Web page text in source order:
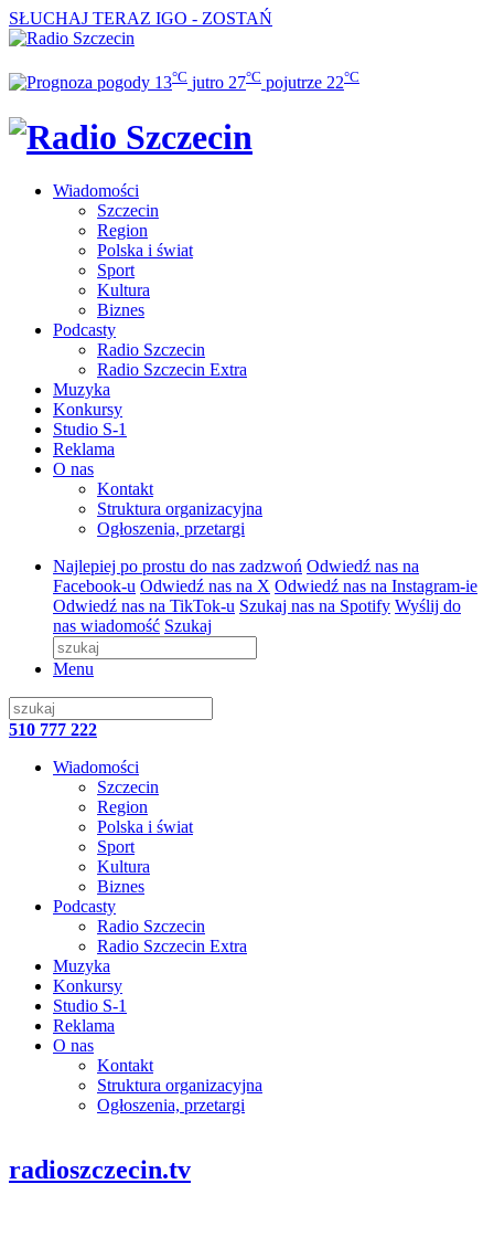
SŁUCHAJ TERAZ IGO - ZOSTAŃ
13°C jutro 27°C pojutrze 22°C
Wiadomości
Szczecin
Region
Polska i świat
Sport
Kultura
Biznes
Podcasty
Radio Szczecin
Radio Szczecin Extra
Muzyka
Konkursy
Studio S-1
Reklama
O nas
Kontakt
Struktura organizacyjna
Ogłoszenia, przetargi
Najlepiej po prostu do nas zadzwoń Odwiedź nas na
Facebook-u Odwiedź nas na X Odwiedź nas na Instagram-ie
Odwiedź nas na TikTok-u Szukaj nas na Spotify Wyślij do
nas wiadomość Szukaj
Menu
510 777 222
Wiadomości
Szczecin
Region
Polska i świat
Sport
Kultura
Biznes
Podcasty
Radio Szczecin
Radio Szczecin Extra
Muzyka
Konkursy
Studio S-1
Reklama
O nas
Kontakt
Struktura organizacyjna
Ogłoszenia, przetargi
radioszczecin.tv